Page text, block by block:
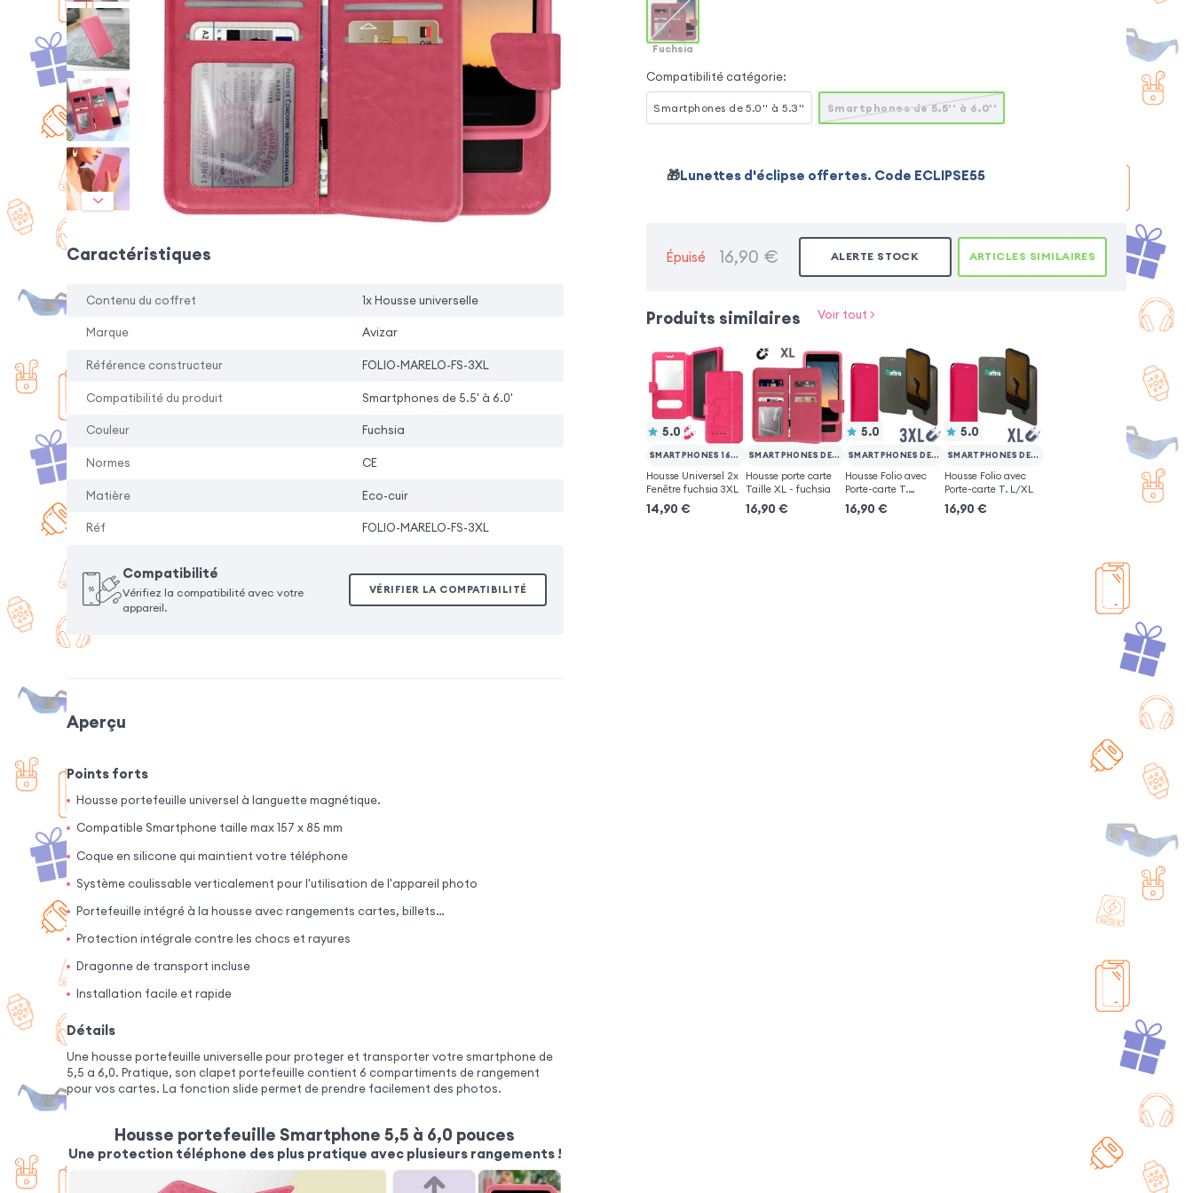
Caractéristiques
Contenu du coffret 1x Housse universelle
Marque Avizar
Référence constructeur FOLIO-MARELO-FS-3XL
Compatibilité du produit Smartphones de 5.5' à 6.0'
Couleur Fuchsia
Normes CE
Matière Eco-cuir
Réf FOLIO-MARELO-FS-3XL
Compatibilité
Vérifiez la compatibilité avec votre
appareil.
VÉRIFIER LA COMPATIBILITÉ
Aperçu
Points forts
Housse portefeuille universel à languette magnétique.
Compatible Smartphone taille max 157 x 85 mm
Coque en silicone qui maintient votre téléphone
Système coulissable verticalement pour l'utilisation de l'appareil photo
Portefeuille intégré à la housse avec rangements cartes, billets…
Protection intégrale contre les chocs et rayures
Dragonne de transport incluse
Installation facile et rapide
Détails
Une housse portefeuille universelle pour proteger et transporter votre smartphone de
5,5 a 6,0. Pratique, son clapet portefeuille contient 6 compartiments de rangement
pour vos cartes. La fonction slide permet de prendre facilement des photos.
Housse portefeuille Smartphone 5,5 à 6,0 pouces
Une protection téléphone des plus pratique avec plusieurs rangements !
Fuchsia
Compatibilité catégorie:
Smartphones de 5.0'' à 5.3'' Smartphones de 5.5'' à 6.0''
🎁Lunettes d'éclipse offertes. Code ECLIPSE55
Épuisé 16,90 € ALERTE STOCK ARTICLES SIMILAIRES
Produits similaires Voir tout >
5.0
SMARTPHONES 162 X 81 (MAX)
Housse Universel 2x
Fenêtre fuchsia 3XL
14,90 €
SMARTPHONES DE 5.0'' À 5.3''
Housse porte carte
Taille XL - fuchsia
16,90 €
5.0
SMARTPHONES DE 5.4'' À 6.0''
Housse Folio avec
Porte-carte T.
XXL/3XL
16,90 €
5.0
SMARTPHONES DE 4.8'' À 5.3''
Housse Folio avec
Porte-carte T. L/XL
16,90 €